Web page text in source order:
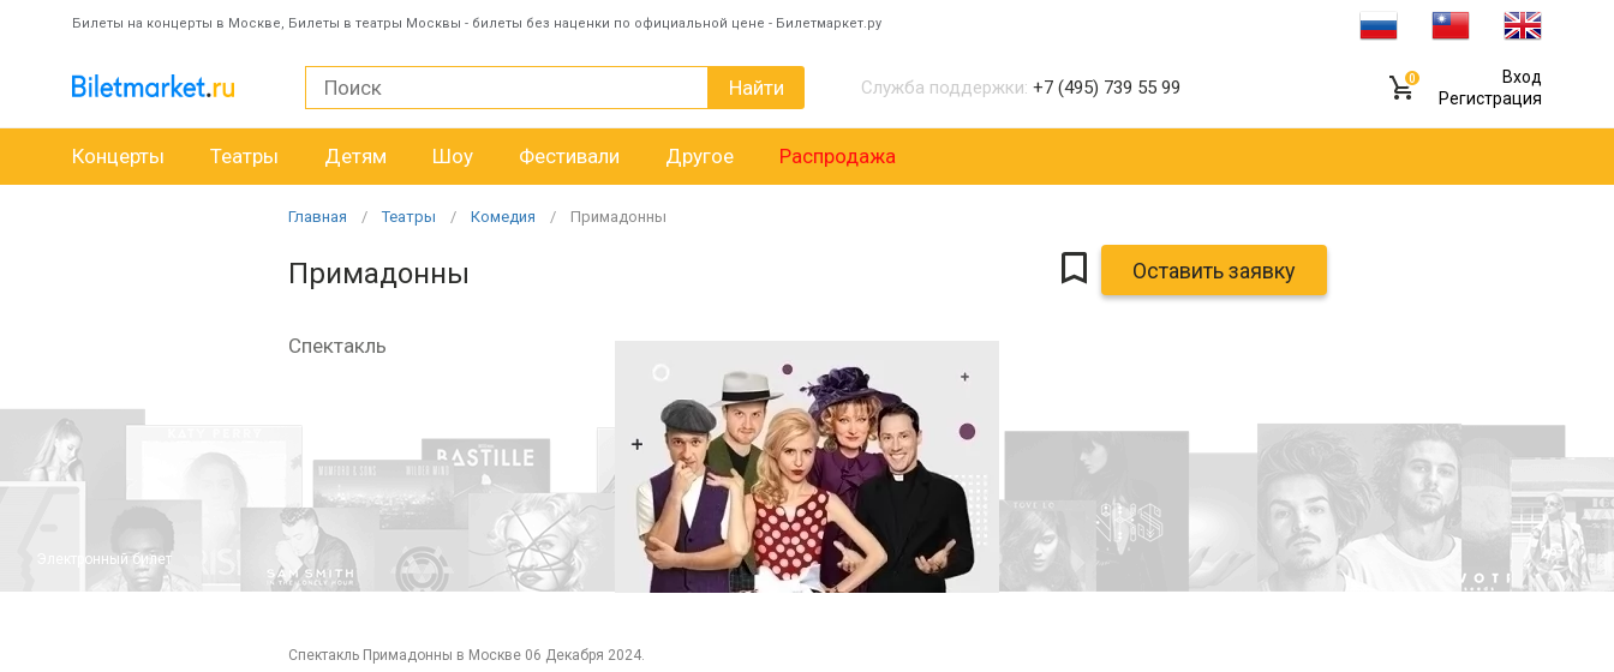
Билеты на концерты в Москве, Билеты в театры Москвы - билеты без наценки по официальной цене - Билетмаркет.ру
Найти Служба поддержки: +7 (495) 739 55 99 0
Вход
Регистрация
Концерты Театры Детям Шоу Фестивали Другое Распродажа
Главная Театры Комедия Примадонны
Примадонны Оставить заявку
Спектакль
Электронный билет 16+
спектакль Примадонны в Москве 06 Декабря 2024.